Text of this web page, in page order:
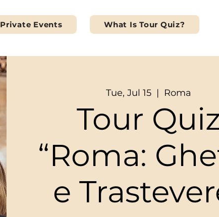
Private Events What Is Tour Quiz?
Tue, Jul 15
  |
Roma
Tour
“Roma:
e